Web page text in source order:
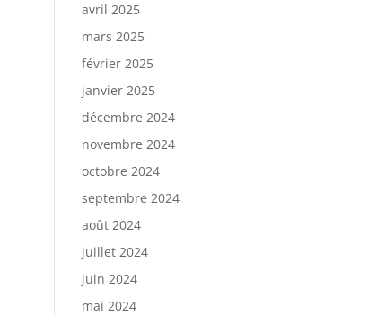
avril 2025
mars 2025
février 2025
janvier 2025
décembre 2024
novembre 2024
octobre 2024
septembre 2024
août 2024
juillet 2024
juin 2024
mai 2024